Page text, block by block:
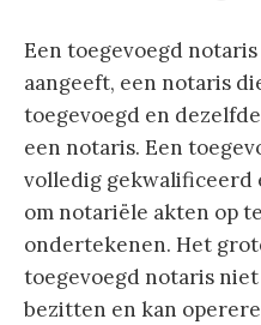
Een toegevoegd notaris
aangeeft, een notaris
toegevoegd en
een notaris. Een
volledig gekwalificeerd
om notariële akten op
ondertekenen. Het
toegevoegd notaris
bezitten en kan